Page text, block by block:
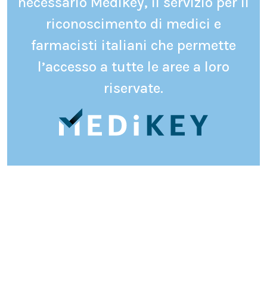
riconoscimento di medici e
farmacisti italiani che permette
l’accesso a tutte le aree a loro
riservate.